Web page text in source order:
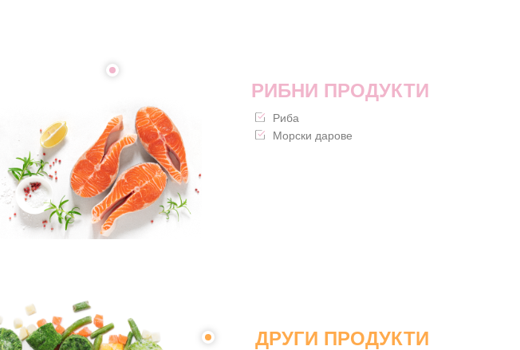
РИБНИ ПРОДУКТИ
Риба
Морски дарове
ДРУГИ ПРОДУКТИ